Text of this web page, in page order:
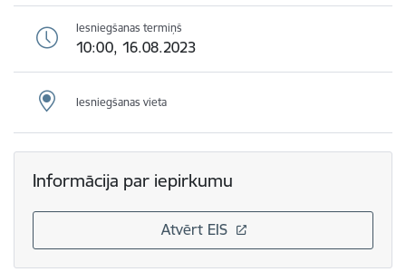
Iesniegšanas termiņš
10:00, 16.08.2023
Iesniegšanas vieta
Informācija par iepirkumu
Atvērt EIS